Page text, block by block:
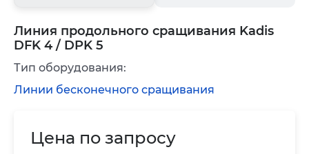
Линия продольного сращивания Kadis
DFK 4 / DPK 5
Цена по запросу
Тип оборудования:
Линии бесконечного сращивания